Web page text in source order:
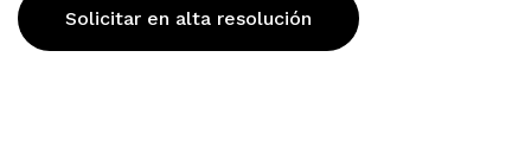
Solicitar en alta resolución